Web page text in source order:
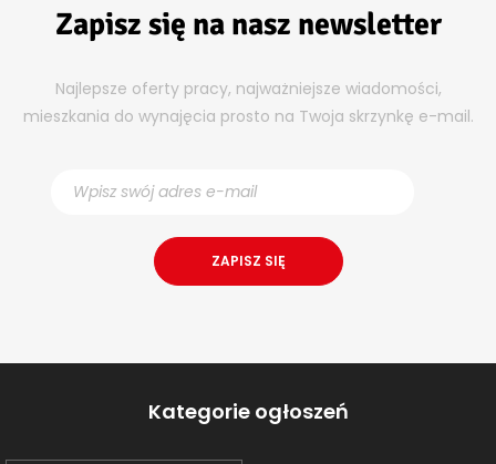
Zapisz się na nasz newsletter
Najlepsze oferty pracy, najważniejsze wiadomości,
mieszkania do wynajęcia prosto na Twoja skrzynkę e-mail.
Kategorie ogłoszeń